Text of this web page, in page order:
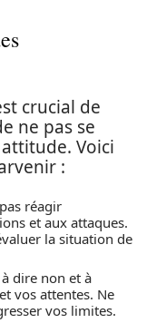
crucial de
ne pas se
Voici
:
réagir
et aux attaques.
la situation de
dire non et à
vos attentes. Ne
vos limites.